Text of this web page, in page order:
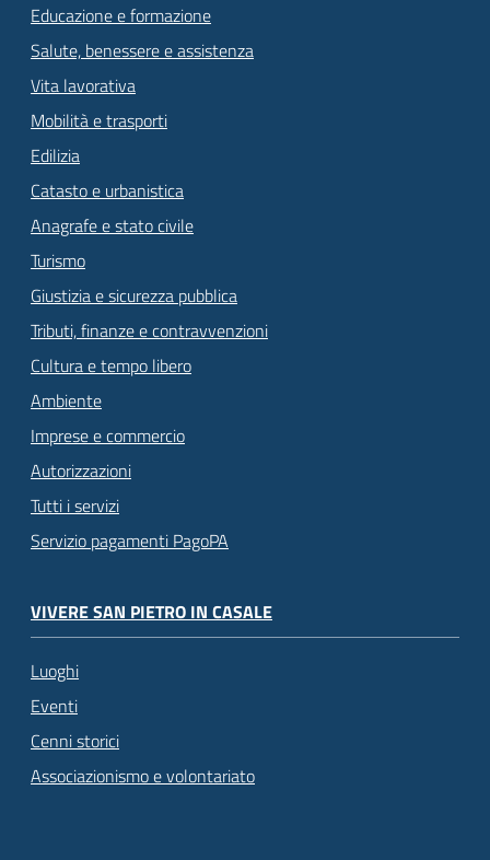
Educazione e formazione
Salute, benessere e assistenza
Vita lavorativa
Mobilità e trasporti
Edilizia
Catasto e urbanistica
Anagrafe e stato civile
Turismo
Giustizia e sicurezza pubblica
Tributi, finanze e contravvenzioni
Cultura e tempo libero
Ambiente
Imprese e commercio
Autorizzazioni
Tutti i servizi
Servizio pagamenti PagoPA
VIVERE SAN PIETRO IN CASALE
Luoghi
Eventi
Cenni storici
Associazionismo e volontariato